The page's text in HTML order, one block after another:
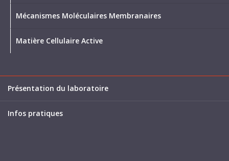
Mécanismes Moléculaires Membranaires
Matière Cellulaire Active
Présentation du laboratoire
Infos pratiques